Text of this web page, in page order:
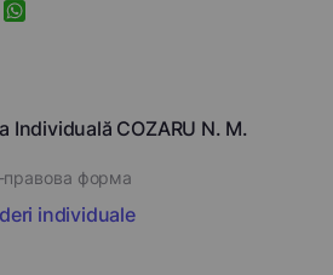
WhatsApp
Individuală COZARU N. M.
правова форма
individuale